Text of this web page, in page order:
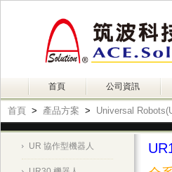
首頁 公司資訊
首頁 > 產品方案 > Universal
UR 協作型機器人